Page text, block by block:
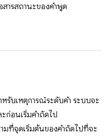
สารสถานะของคำพูด
รับเหตุการณ์ระดับคำ ระบบจะ
ก่อนเริ่มคำถัดไป
มที่จุดเริ่มต้นของคำถัดไปที่จะ